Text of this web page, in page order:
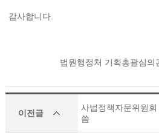
감사합니다.
법원행정처 기획총괄심의
이전글
사법정책자문위원
씀